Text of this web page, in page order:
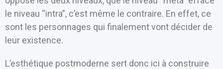
le niveau “intra”, c’est même le contraire. En effet, ce
sont les personnages qui finalement vont décider de
leur existence.
L’esthétique postmoderne sert donc ici à construire